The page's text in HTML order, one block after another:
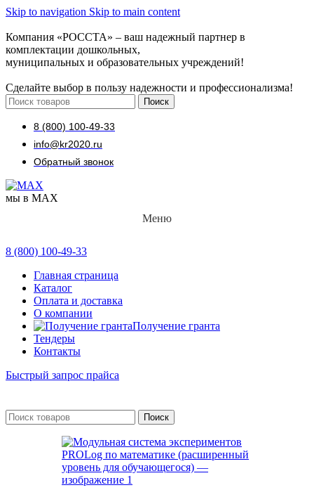
Skip to navigation Skip to main content
Компания «РОССТА» – ваш надежный партнер в
комплектации дошкольных,
муниципальных и образовательных учреждений!
Сделайте выбор в пользу надежности и профессионализма!
Поиск
8 (800) 100-49-33
info@kr2020.ru
Обратный звонок
мы в MAX
Меню
8 (800) 100-49-33
Главная страница
Каталог
Оплата и доставка
О компании
Получение гранта
Тендеры
Контакты
Быстрый запрос прайса
Поиск